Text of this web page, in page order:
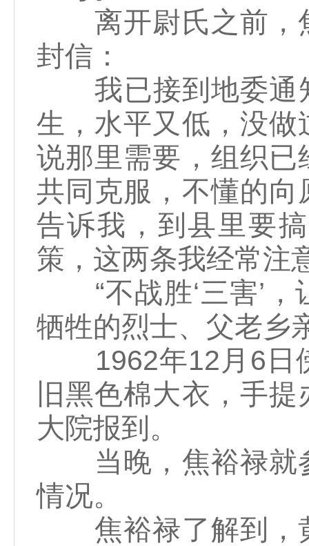
离开尉氏之前，
封信：
我已接到地委通
生，水平又低，没
说那里需要，组织
共同克服，不懂的
告诉我，到县里要
策，这两条我经常注
“不战胜‘三害’，
牺牲的烈士、父老乡
1962年12月6日傍
旧黑色棉大衣，手
大院报到。
当晚，焦裕禄就
情况。
焦裕禄了解到，